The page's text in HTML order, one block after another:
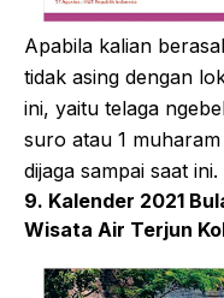
Apabila kalian
tidak asing dengan
ini, yaitu telaga
suro atau 1
dijaga sampai saat ini.
9. Kalender 2021
Wisata Air Terjun